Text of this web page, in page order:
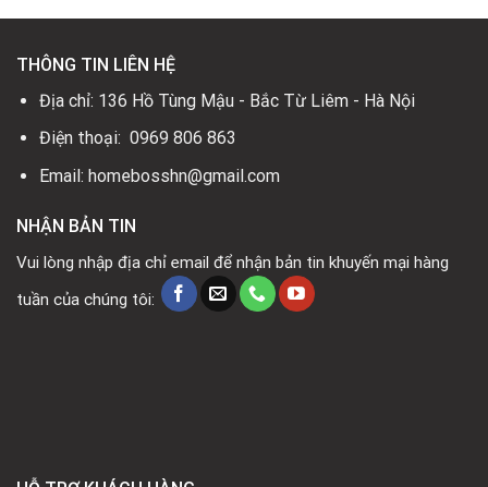
THÔNG TIN LIÊN HỆ
Địa chỉ: 136 Hồ Tùng Mậu - Bắc Từ Liêm - Hà Nội
Điện thoại: 0969 806 863
Email: homebosshn@gmail.com
NHẬN BẢN TIN
Vui lòng nhập địa chỉ email để nhận bản tin khuyến mại hàng
tuần của chúng tôi: